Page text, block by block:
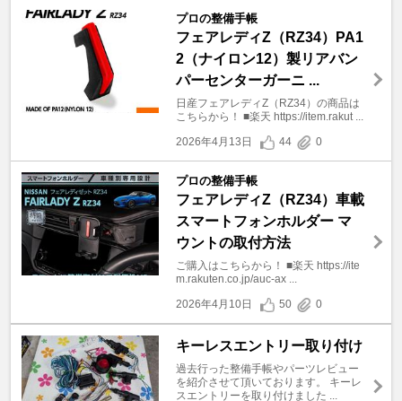
プロの整備手帳
フェアレディZ（RZ34）PA1
2（ナイロン12）製リアバン
パーセンターガーニ ...
日産フェアレディZ（RZ34）の商品は
こちらから！ ■楽天 https://item.rakut ...
2026年4月13日
44 0
プロの整備手帳
フェアレディZ（RZ34）車載
スマートフォンホルダー マ
ウントの取付方法
ご購入はこちらから！ ■楽天 https://ite
m.rakuten.co.jp/auc-ax ...
2026年4月10日
50 0
キーレスエントリー取り付け
過去行った整備手帳やパーツレビュー
を紹介させて頂いております。 キーレ
スエントリーを取り付けました ...